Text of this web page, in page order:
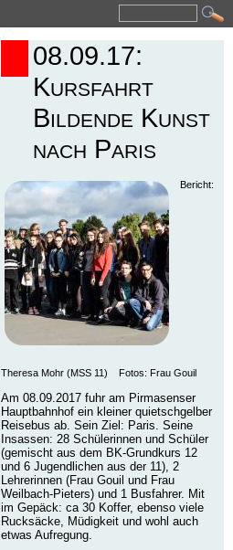
08.09.17:
Kursfahrt
Bildende Kunst
nach Paris
Bericht:
Theresa Mohr (MSS 11) Fotos: Frau Gouil
Am 08.09.2017 fuhr am Pirmasenser
Hauptbahnhof ein kleiner quietschgelber
Reisebus ab. Sein Ziel: Paris. Seine
Insassen: 28 Schülerinnen und Schüler
(gemischt aus dem BK-Grundkurs 12
und 6 Jugendlichen aus der 11), 2
Lehrerinnen (Frau Gouil und Frau
Weilbach-Pieters) und 1 Busfahrer. Mit
im Gepäck: ca 30 Koffer, ebenso viele
Rucksäcke, Müdigkeit und wohl auch
etwas Aufregung.